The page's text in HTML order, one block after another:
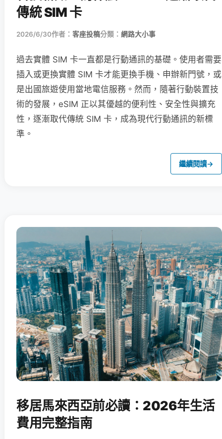
傳統 SIM 卡
2026/6/30作者： 客座投稿分類： 網路大小事
過去實體 SIM 卡一直都是行動通訊的基礎。使用者需要
插入或更換實體 SIM 卡才能更換手機、申辦新門號，或
是出國旅遊使用當地電信服務。然而，隨著行動裝置技
術的發展，eSIM 正以其優越的便利性、安全性與擴充
性，逐漸取代傳統 SIM 卡，成為現代行動通訊的新標
準。
繼續閱讀→
移居馬來西亞前必讀：2026年生活
費用完整指南